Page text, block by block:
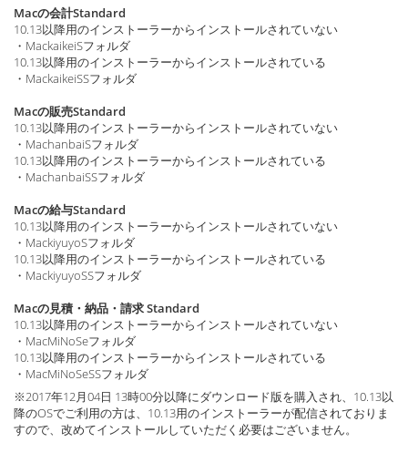
Macの会計Standard
10.13以降用のインストーラーからインストールされていない
・MackaikeiSフォルダ
10.13以降用のインストーラーからインストールされている
・MackaikeiSSフォルダ
Macの販売Standard
10.13以降用のインストーラーからインストールされていない
・MachanbaiSフォルダ
10.13以降用のインストーラーからインストールされている
・MachanbaiSSフォルダ
Macの給与Standard
10.13以降用のインストーラーからインストールされていない
・MackiyuyoSフォルダ
10.13以降用のインストーラーからインストールされている
・MackiyuyoSSフォルダ
Macの見積・納品・請求 Standard
10.13以降用のインストーラーからインストールされていない
・MacMiNoSeフォルダ
10.13以降用のインストーラーからインストールされている
・MacMiNoSeSSフォルダ
※2017年12月04日 13時00分以降にダウンロード版を購入され、10.13以
降のOSでご利用の方は、10.13用のインストーラーが配信されておりま
すので、改めてインストールしていただく必要はございません。